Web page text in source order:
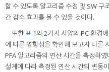
할 수 있도록 알고리즘 수정 및 SW 구
간 감소 효과를 볼 수 있을 것이다.
또한표 1의 2가지 사양의 PC 환경
에 따른 영향성을 확인해 보고자 다른
PFA 알고리즘의 연산 시간을 측정하
설계에 따라 측정된 연산 시간의 변동